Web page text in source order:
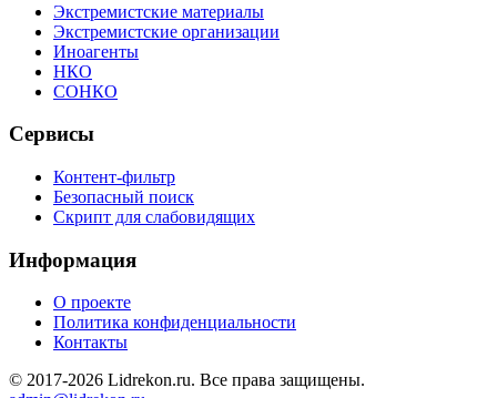
Экстремистские материалы
Экстремистские организации
Иноагенты
НКО
СОНКО
Сервисы
Контент-фильтр
Безопасный поиск
Скрипт для слабовидящих
Информация
О проекте
Политика конфиденциальности
Контакты
© 2017-2026 Lidrekon.ru. Все права защищены.